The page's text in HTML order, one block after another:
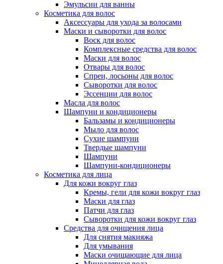
Эмульсии для ванны
Косметика для волос
Аксессуары для ухода за волосами
Маски и сыворотки для волос
Воск для волос
Комплексные средства для волос
Маски для волос
Отвары для волос
Спреи, лосьоны для волос
Сыворотки для волос
Эссенции для волос
Масла для волос
Шампуни и кондиционеры
Бальзамы и кондиционеры
Мыло для волос
Сухие шампуни
Твердые шампуни
Шампуни
Шампуни-кондиционеры
Косметика для лица
Для кожи вокруг глаз
Кремы, гели для кожи вокруг глаз
Маски для глаз
Патчи для глаз
Сыворотки для кожи вокруг глаз
Средства для очищения лица
Для снятия макияжа
Для умывания
Маски очищающие для лица